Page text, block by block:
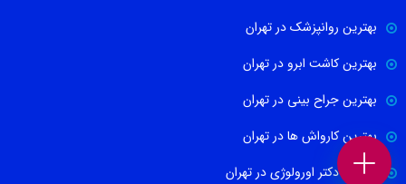
بهترین روانپزشک در تهران
بهترین کاشت ابرو در تهران
بهترین جراح بینی در تهران
بهترین کارواش ها در تهران
بهترین دکتر اورولوژی در تهران